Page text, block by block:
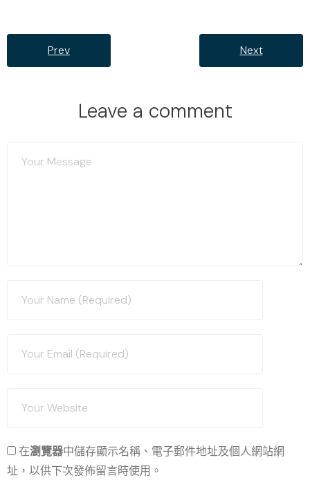
Prev Next
Leave a comment
在瀏覽器中儲存顯示名稱、電子郵件地址及個人網站網
址，以供下次發佈留言時使用。